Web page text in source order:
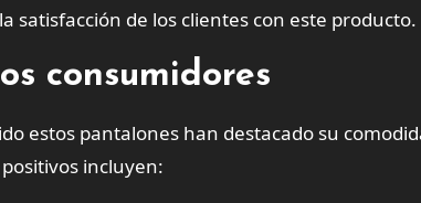
satisfacción de los clientes con este producto.
consumidores
estos pantalones han destacado su
incluyen: